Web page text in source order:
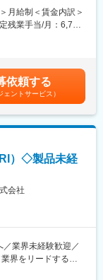
がら、さらなる挑
があるお客様が多
。
われる部品、製造業
くりに関わる幅広
細かなものは自ら
この商品が欲しい
案します。お客様
ながら解決してい
積もり
月給制＜賃金内訳＞
残業手当/月：6,764
代は、入社年齢、
給：年1回（4月）■
任：450万円副所
目安の金額であり、
給(月額)は固定手当を
依頼する
ェントサービス）
）◇製品未経
会社
／業界未経験歓迎／
界をリードするメ